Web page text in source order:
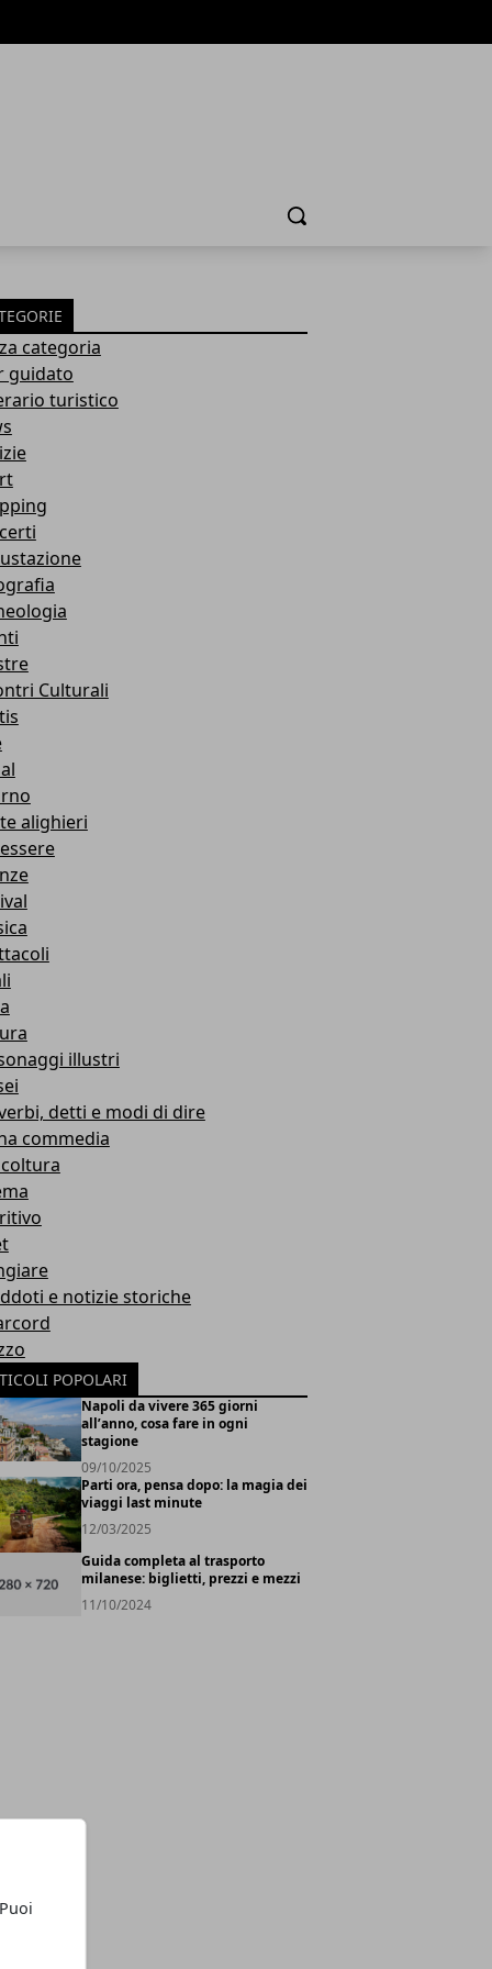
Cerca
categoria
guidato
turistico
Culturali
alighieri
illustri
detti e modi di dire
commedia
e notizie storiche
POPOLARI
Napoli da vivere 365 giorni
all’anno, cosa fare in ogni
stagione
09/10/2025
Parti ora, pensa dopo: la magia dei
viaggi last minute
12/03/2025
Guida completa al trasporto
milanese: biglietti, prezzi e mezzi
11/10/2024